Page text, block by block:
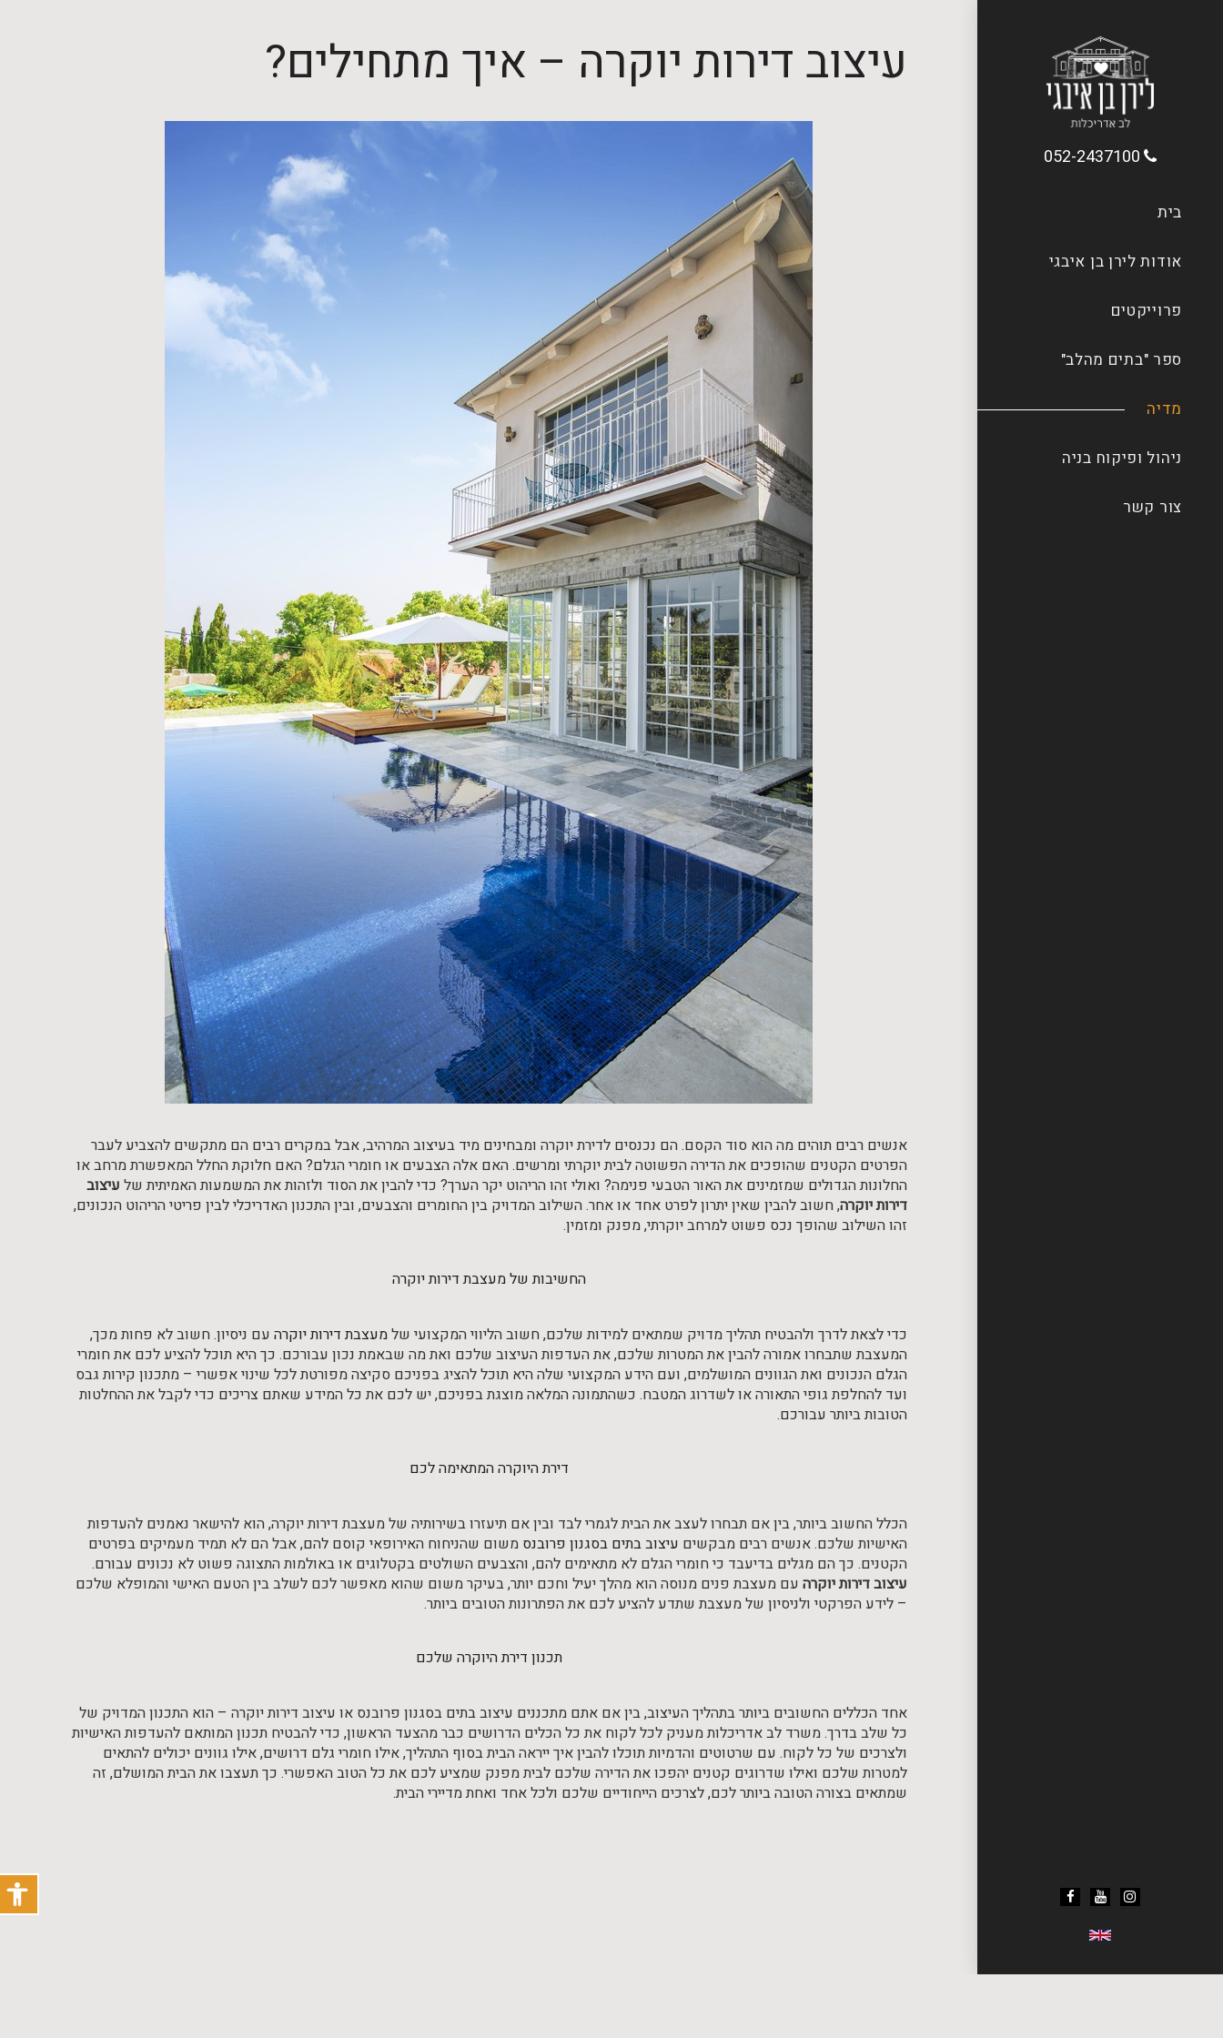
בית
אודות לירן בן איבגי
פרוייקטים
ספר "בתים מהלב"
מדיה
ניהול ופיקוח בניה
צור קשר
עיצוב דירות יוקרה – איך מתחילים?
אנשים רבים תוהים מה הוא סוד הקסם. הם נכנסים לדירת יוקרה ומבחינים מיד בעיצוב המרהיב, אבל במקרים רבים הם מתקשים להצביע לעבר
הפרטים הקטנים שהופכים את הדירה הפשוטה לבית יוקרתי ומרשים. האם אלה הצבעים או חומרי הגלם? האם חלוקת החלל המאפשרת מרחב או
החלונות הגדולים שמזמינים את האור הטבעי פנימה? ואולי זהו הריהוט יקר הערך? כדי להבין את הסוד ולזהות את המשמעות האמיתית של עיצוב
דירות יוקרה, חשוב להבין שאין יתרון לפרט אחד או אחר. השילוב המדויק בין החומרים והצבעים, ובין התכנון האדריכלי לבין פריטי הריהוט הנכונים,
זהו השילוב שהופך נכס פשוט למרחב יוקרתי, מפנק ומזמין.
החשיבות של מעצבת דירות יוקרה
כדי לצאת לדרך ולהבטיח תהליך מדויק שמתאים למידות שלכם, חשוב הליווי המקצועי שלמעצבת דירות יוקרה עם ניסיון. חשוב לא פחות מכך,
המעצבת שתבחרו אמורה להבין את המטרות שלכם, את העדפות העיצוב שלכם ואת מה שבאמת נכון עבורכם. כך היא תוכל להציע לכם את חומרי
הגלם הנכונים ואת הגוונים המושלמים, ועם הידע המקצועי שלה היא תוכל להציג בפניכם סקיצה מפורטת לכל שינוי אפשרי – מתכנון קירות גבס
ועד להחלפת גופי התאורה או לשדרוג המטבח. כשהתמונה המלאה מוצגת בפניכם, יש לכם את כל המידע שאתם צריכים כדי לקבל את ההחלטות
הטובות ביותר עבורכם.
דירת היוקרה המתאימה לכם
הכלל החשוב ביותר, בין אם תבחרו לעצב את הבית לגמרי לבד ובין אם תיעזרו בשירותיה של מעצבת דירות יוקרה, הוא להישאר נאמנים להעדפות
האישיות שלכם. אנשים רבים מבקשים עיצוב בתים בסגנון פרובנס משום שהניחוח האירופאי קוסם להם, אבל הם לא תמיד מעמיקים בפרטים
הקטנים. כך הם מגלים בדיעבד כי חומרי הגלם לא מתאימים להם, והצבעים השולטים בקטלוגים או באולמות התצוגה פשוט לא נכונים עבורם.
עיצוב דירות יוקרה עם מעצבת פנים מנוסה הוא מהלך יעיל וחכם יותר, בעיקר משום שהוא מאפשר לכם לשלב בין הטעם האישי והמופלא שלכם
– לידע הפרקטי ולניסיון של מעצבת שתדע להציע לכם את הפתרונות הטובים ביותר.
תכנון דירת היוקרה שלכם
אחד הכללים החשובים ביותר בתהליך העיצוב, בין אם אתם מתכננים עיצוב בתים בסגנון פרובנס או עיצוב דירות יוקרה – הוא התכנון המדויק של
כל שלב בדרך. משרד לב אדריכלות מעניק לכל לקוח את כל הכלים הדרושים כבר מהצעד הראשון, כדי להבטיח תכנון המותאם להעדפות האישיות
ולצרכים של כל לקוח. עם שרטוטים והדמיות תוכלו להבין איך ייראה הבית בסוף התהליך, אילו חומרי גלם דרושים, אילו גוונים יכולים להתאים
למטרות שלכם ואילו שדרוגים קטנים יהפכו את הדירה שלכם לבית מפנק שמציע לכם את כל הטוב האפשרי. כך תעצבו את הבית המושלם, זה
שמתאים בצורה הטובה ביותר לכם, לצרכים הייחודיים שלכם ולכל אחד ואחת מדיירי הבית.
פתח